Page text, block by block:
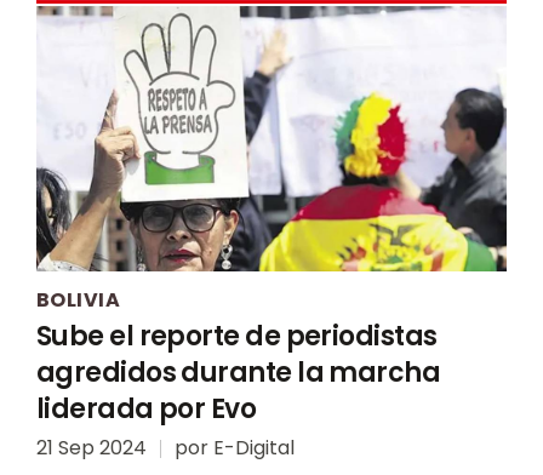
BOLIVIA
Sube el reporte de periodistas
agredidos durante la marcha
liderada por Evo
21 Sep 2024 por E-Digital